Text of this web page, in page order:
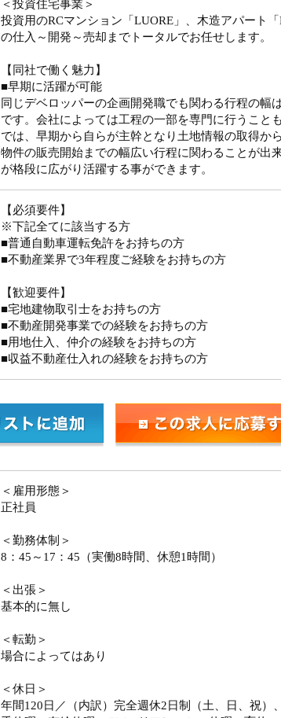
＜投資住宅事業＞
投資用のRCマンション「LUORE」、木造アパート
の仕入～開発～売却までトータルでお任せします。
【同社で働く魅力】
■早期に活躍が可能
同じデベロッパーの企画開発職でも関わる行程の幅
です。会社によっては工程の一部を専門に行うこと
では、早期から自らが主幹となり土地情報の取得か
物件の販売開始までの幅広い行程に関わることが出
が格段に広がり活躍する事ができます。
【必須要件】
※下記全てに該当する方
■普通自動車運転免許をお持ちの方
■不動産業界で3年程度ご経験をお持ちの方
【歓迎要件】
■宅地建物取引士をお持ちの方
■不動産開発事業での経験をお持ちの方
■用地仕入、仲介の経験をお持ちの方
■収益不動産仕入れの経験をお持ちの方
＜雇用形態＞
正社員
＜勤務体制＞
8：45～17：45（実働8時間、休憩1時間）
＜出張＞
基本的に無し
＜転勤＞
場合によってはあり
＜休日＞
年間120日／（内訳）完全週休2日制（土、日、祝）